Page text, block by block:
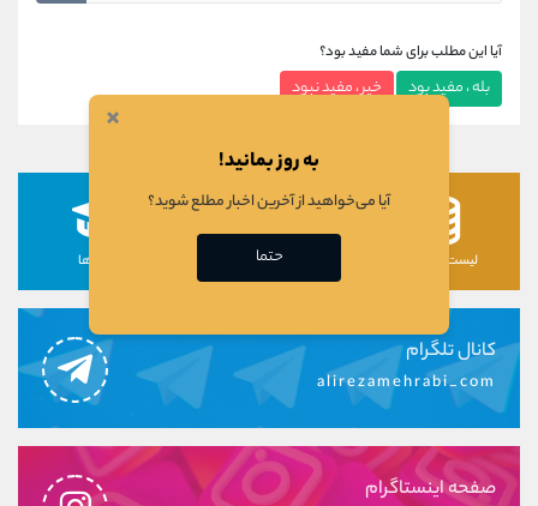
آیا این مطلب برای شما مفید بود؟
بله ، مفید بود خیر ، مفید نبود
لیست رمزارزها لیست سهام ها دوره ها
کانال تلگرام
alirezamehrabi_com
صفحه اینستاگرام
×
به روز بمانید!
آیا می‌خواهید از آخرین اخبار مطلع شوید؟
حتما